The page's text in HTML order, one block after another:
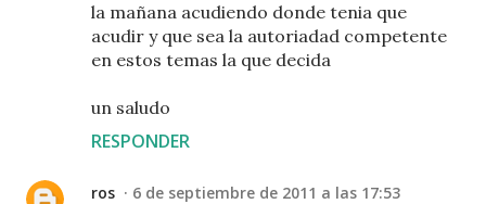
la mañana acudiendo donde tenia que
acudir y que sea la autoriadad competente
en estos temas la que decida
un saludo
RESPONDER
ros 6 de septiembre de 2011 a las 17:53